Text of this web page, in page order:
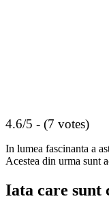
4.6/5 - (7 votes)
In lumea fascinanta a
Acestea din urma sunt
Iata care sunt